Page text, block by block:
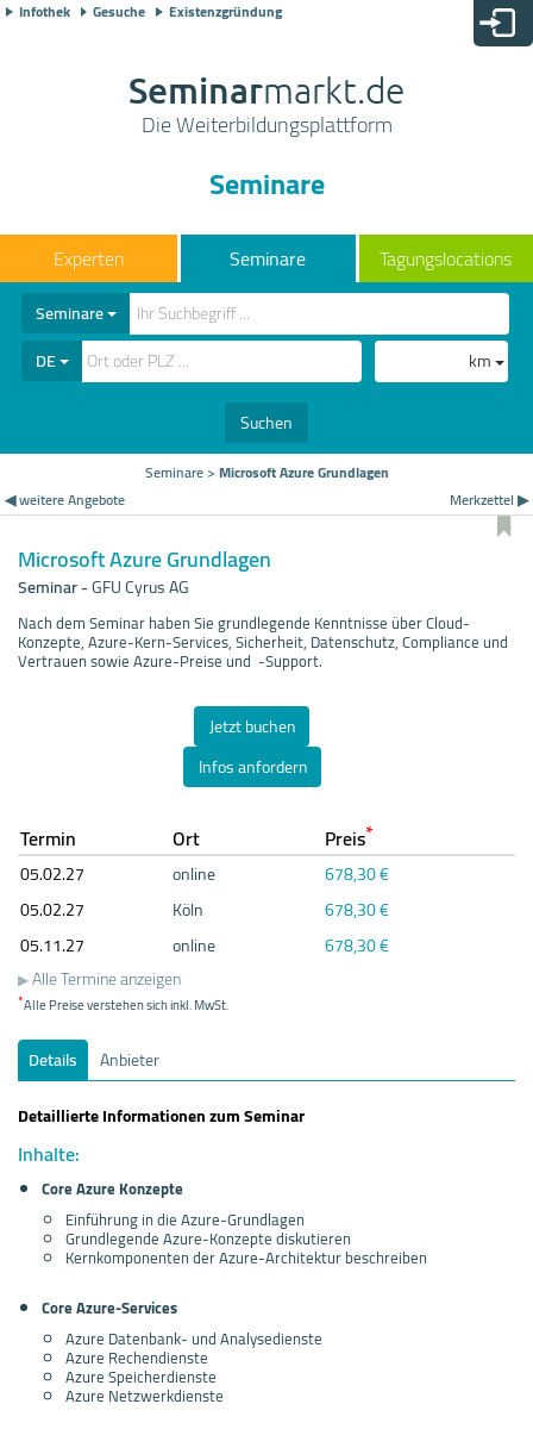
Infothek Gesuche Existenzgründung
Seminarmarkt.de
Die Weiterbildungsplattform
Seminare
Seminare Tagungslocations
Seminare
DE
km
Suchen
Seminare> Microsoft Azure Grundlagen
◀ weitere Angebote
Merkzettel ▶
Microsoft Azure Grundlagen
Seminar-GFU Cyrus AG
Nach dem Seminar haben Sie grundlegende Kenntnisse über Cloud-
Konzepte, Azure-Kern-Services, Sicherheit, Datenschutz, Compliance und
Vertrauen sowie Azure-Preise und -Support.
Jetzt buchen
Infos anfordern
Termin Ort Preis*
05.02.27 online
678,30 €
05.02.27 Köln
678,30 €
05.11.27 online
678,30 €
Alle Termine anzeigen
*Alle Preise verstehen sich inkl. MwSt.
Details
Anbieter
Detaillierte Informationen zum Seminar
Inhalte:
Core Azure Konzepte
Einführung in die Azure-Grundlagen
Grundlegende Azure-Konzepte diskutieren
Kernkomponenten der Azure-Architektur beschreiben
Core Azure-Services
Azure Datenbank- und Analysedienste
Azure Rechendienste
Azure Speicherdienste
Azure Netzwerkdienste